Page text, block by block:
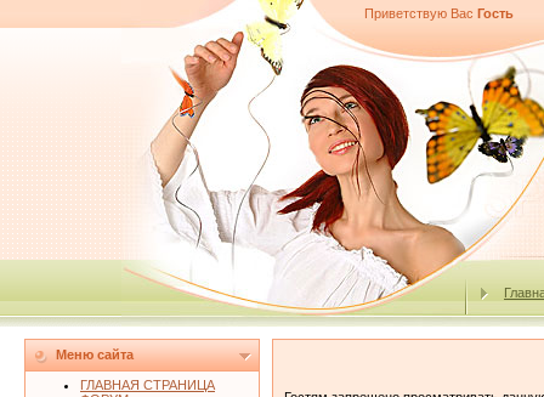
Приветствую Вас Гость
Меню сайта
ГЛАВНАЯ СТРАНИЦА